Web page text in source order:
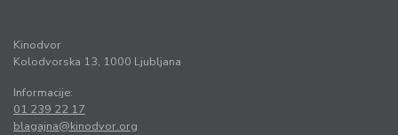
Kinodvor
Kolodvorska 13, 1000 Ljubljana
Informacije:
01 239 22 17
blagajna@kinodvor.org